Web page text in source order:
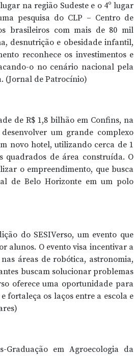
na região Sudeste e o 4º lugar
pesquisa do CLP – Centro de
brasileiros com mais de 80 mil
desnutrição e obesidade infantil,
reconhece os investimentos e
o no cenário nacional pela
(Jornal de Patrocínio)
de R$ 1,8 bilhão em Confins, na
um grande complexo
novo hotel, utilizando cerca de 1
quadrados de área construída. O
o empreendimento, que busca
de Belo Horizonte em um polo
do SESIVerso, um evento que
alunos. O evento visa incentivar a
áreas de robótica, astronomia,
buscam solucionar problemas
oferece uma oportunidade para
fortaleça os laços entre a escola e
em Agroecologia da